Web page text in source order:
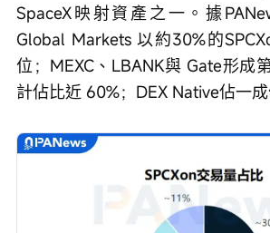
SpaceX映射資產之一。據
Global Markets 以約30%的
位；MEXC、LBANK與 Gate形成
計佔比近 60%；DEX Native佔一成